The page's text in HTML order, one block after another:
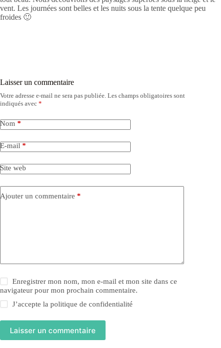
vent. Les journées sont belles et les nuits sous la tente quelque peu
froides 🙂
Laisser un commentaire
Votre adresse e-mail ne sera pas publiée. Les champs obligatoires sont
indiqués avec *
Nom *
E-mail *
Site web
Ajouter un commentaire *
Enregistrer mon nom, mon e-mail et mon site dans ce
navigateur pour mon prochain commentaire.
J’accepte lapolitique de confidentialité
Laisser un commentaire